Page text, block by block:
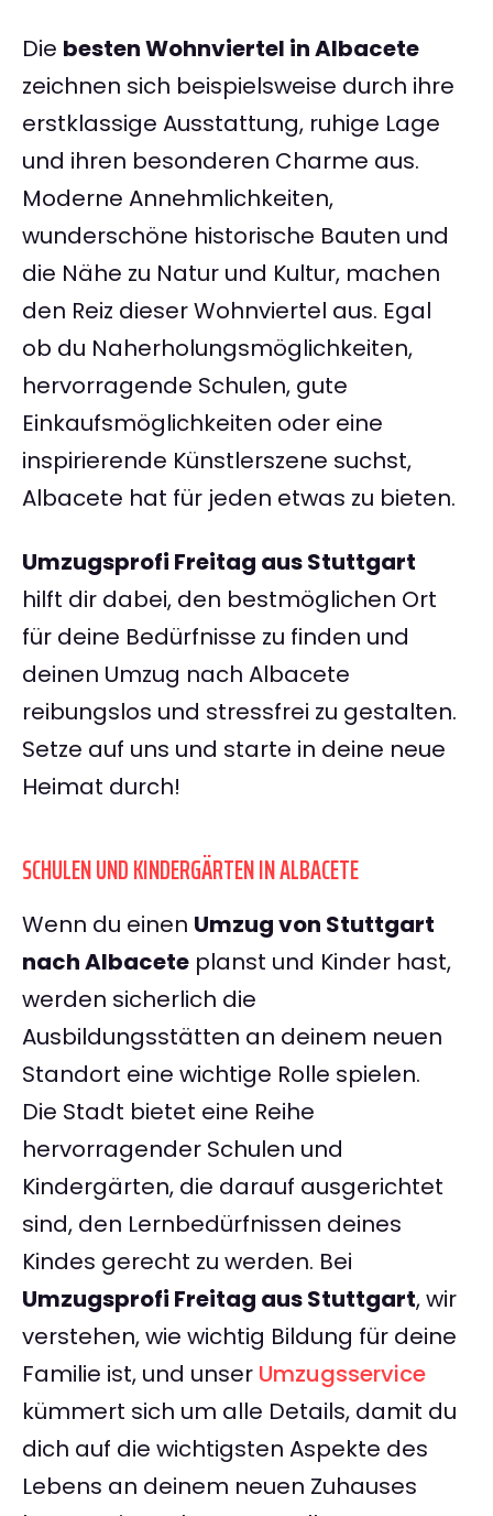
Die besten Wohnviertel in Albacete
zeichnen sich beispielsweise durch ihre
erstklassige Ausstattung, ruhige Lage
und ihren besonderen Charme aus.
Moderne Annehmlichkeiten,
wunderschöne historische Bauten und
die Nähe zu Natur und Kultur, machen
den Reiz dieser Wohnviertel aus. Egal
ob du Naherholungsmöglichkeiten,
hervorragende Schulen, gute
Einkaufsmöglichkeiten oder eine
inspirierende Künstlerszene suchst,
Albacete hat für jeden etwas zu bieten.
Umzugsprofi Freitag aus Stuttgart
hilft dir dabei, den bestmöglichen Ort
für deine Bedürfnisse zu finden und
deinen Umzug nach Albacete
reibungslos und stressfrei zu gestalten.
Setze auf uns und starte in deine neue
Heimat durch!
SCHULEN UND KINDERGÄRTEN IN ALBACETE
Wenn du einen Umzug von Stuttgart
nach Albacete planst und Kinder hast,
werden sicherlich die
Ausbildungsstätten an deinem neuen
Standort eine wichtige Rolle spielen.
Die Stadt bietet eine Reihe
hervorragender Schulen und
Kindergärten, die darauf ausgerichtet
sind, den Lernbedürfnissen deines
Kindes gerecht zu werden. Bei
Umzugsprofi Freitag aus Stuttgart, wir
verstehen, wie wichtig Bildung für deine
Familie ist, und unser Umzugsservice
kümmert sich um alle Details, damit du
dich auf die wichtigsten Aspekte des
Lebens an deinem neuen Zuhauses